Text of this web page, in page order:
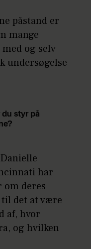
påstand er
mange
og selv
undersøgelse
du styr på
har
deres
det at være
af, hvor
og hvilken